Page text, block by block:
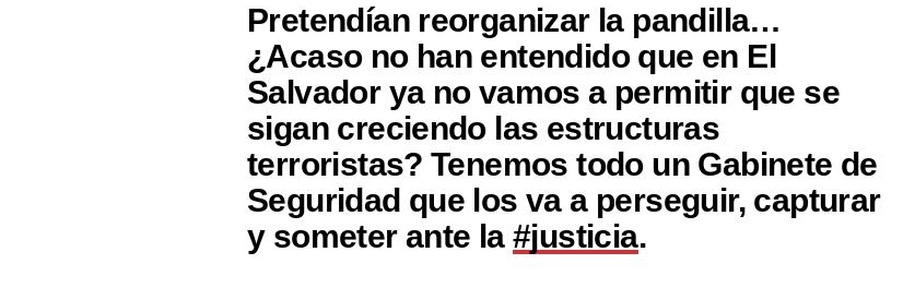
Pretendían reorganizar la pandilla…
¿Acaso no han entendido que en El
Salvador ya no vamos a permitir que se
sigan creciendo las estructuras
terroristas? Tenemos todo un Gabinete de
Seguridad que los va a perseguir, capturar
y someter ante la#justicia.